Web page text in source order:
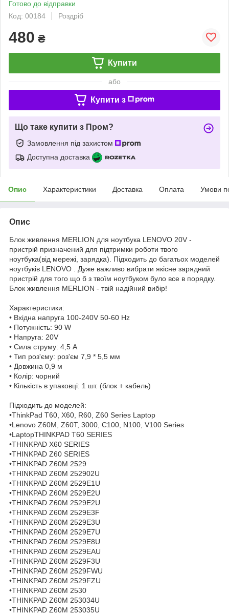
Готово до відправки
Код: 00184
Роздріб
480 ₴
Купити
або
Купити з
Що таке купити з Пром?
Замовлення під захистом
Доступна доставка
Опис Характеристики Доставка Оплата Умови
Опис
Блок живлення MERLION для ноутбука LENOVO 20V -
пристрій призначений для підтримки роботи твого
ноутбука(від мережі, зарядка). Підходить до багатьох моделей
ноутбуків LENOVO . Дуже важливо вибрати якісне зарядний
пристрій для того що б з твоїм ноутбуком було все в порядку.
Блок живлення MERLION - твій надійний вибір!
Характеристики:
• Вхідна напруга 100-240V 50-60 Hz
• Потужність: 90 W
• Напруга: 20V
• Сила струму: 4,5 A
• Тип роз'єму: роз'єм 7,9 * 5,5 мм
• Довжина 0,9 м
• Колір: чорний
• Кількість в упаковці: 1 шт. (блок + кабель)
Підходить до моделей:
•ThinkPad T60, X60, R60, Z60 Series Laptop
•Lenovo Z60M, Z60T, 3000, C100, N100, V100 Series
•LaptopTHINKPAD T60 SERIES
•THINKPAD X60 SERIES
•THINKPAD Z60 SERIES
•THINKPAD Z60M 2529
•THINKPAD Z60M 252902U
•THINKPAD Z60M 2529E1U
•THINKPAD Z60M 2529E2U
•THINKPAD Z60M 2529E2U
•THINKPAD Z60M 2529E3F
•THINKPAD Z60M 2529E3U
•THINKPAD Z60M 2529E7U
•THINKPAD Z60M 2529E8U
•THINKPAD Z60M 2529EAU
•THINKPAD Z60M 2529F3U
•THINKPAD Z60M 2529FWU
•THINKPAD Z60M 2529FZU
•THINKPAD Z60M 2530
•THINKPAD Z60M 253034U
•THINKPAD Z60M 253035U